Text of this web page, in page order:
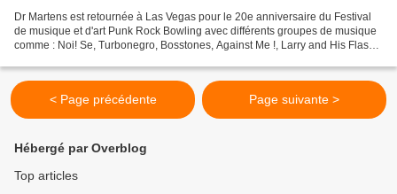
Dr Martens est retournée à Las Vegas pour le 20e anniversaire du Festival
de musique et d'art Punk Rock Bowling avec différents groupes de musique
comme : Noi! Se, Turbonegro, Bosstones, Against Me !, Larry and His Flask,
< Page précédente Page suivante >
Hébergé par Overblog
Top articles